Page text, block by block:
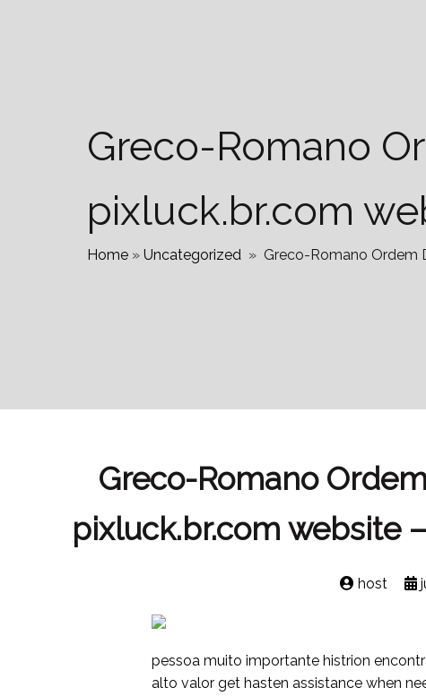
Greco-Romano
pixluck.br.com
Home » Uncategorized » Greco-Romano Ordem
Greco-Romano
pixluck.br.com website
host
pessoa muito importante histrion
alto valor get hasten assistance when